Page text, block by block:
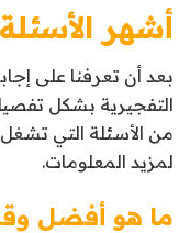
أشهر الأسئلة
بعد أن تعرفنا على
التفجيرية بشكل
من الأسئلة التي تشغل
لمزيد المعلومات.
ما هو أفضل